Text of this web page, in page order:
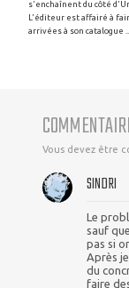
s'enchaînent du côté
L'éditeur est affairé à
arrivées à son catalogue ...
Vous devez être
SINDRI
Le
sauf
pas si
Après
du
faire